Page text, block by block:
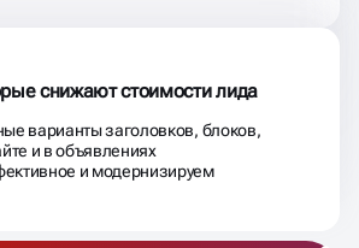
снижают стоимости лида
варианты заголовков, блоков,
и в объявлениях
и модернизируем